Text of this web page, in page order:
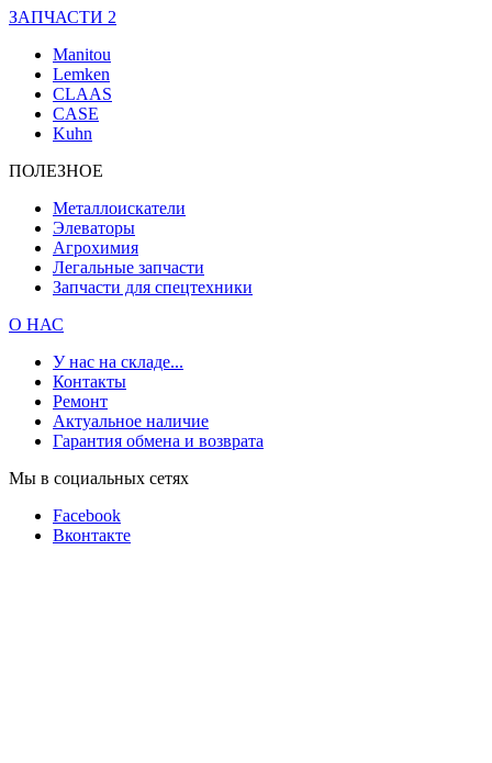
ЗАПЧАСТИ 2
Manitou
Lemken
CLAAS
CASE
Kuhn
ПОЛЕЗНОЕ
Металлоискатели
Элеваторы
Агрохимия
Легальные запчасти
Запчасти для спецтехники
О НАС
У нас на складе...
Контакты
Ремонт
Актуальное наличие
Гарантия обмена и возврата
Мы в социальных сетях
Facebook
Вконтакте